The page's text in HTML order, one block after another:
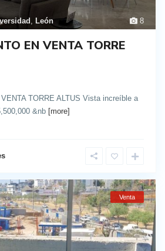
8
León
EN VENTA TORRE
TORRE ALTUS Vista increíble a
&nb [more]
Venta